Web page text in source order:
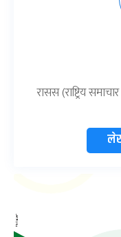
रासस (राष्ट्रिय